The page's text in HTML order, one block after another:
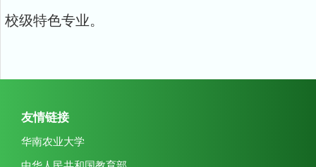
校级特色专业。
友情链接
华南农业大学